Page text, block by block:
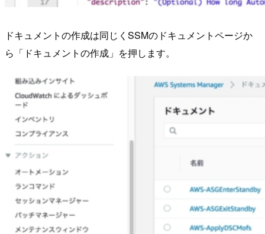
ドキュメントの作成は同じくSSMのドキュメントページか
ら「ドキュメントの作成」を押します。